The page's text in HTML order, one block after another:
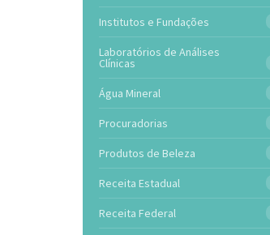
Institutos e Fundações
Laboratórios de Análises
Clínicas
Água Mineral
Procuradorias
Produtos de Beleza
Receita Estadual
Receita Federal